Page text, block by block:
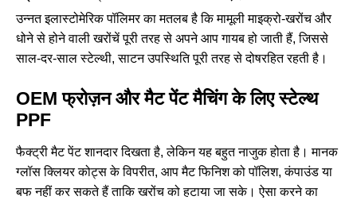
उन्नत इलास्टोमेरिक पॉलिमर का मतलब है कि मामूली माइक्रो-खरोंच और
धोने से होने वाली खरोंचें पूरी तरह से अपने आप गायब हो जाती हैं, जिससे
साल-दर-साल स्टेल्थी, साटन उपस्थिति पूरी तरह से दोषरहित रहती है।
OEM फ्रोज़न और मैट पेंट मैचिंग के लिए स्टेल्थ
PPF
फैक्ट्री मैट पेंट शानदार दिखता है, लेकिन यह बहुत नाजुक होता है। मानक
ग्लॉस क्लियर कोट्स के विपरीत, आप मैट फिनिश को पॉलिश, कंपाउंड या
बफ नहीं कर सकते हैं ताकि खरोंच को हटाया जा सके। ऐसा करने का